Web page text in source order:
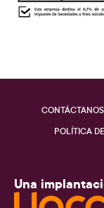
CONTÁCTANOS
POLÍTICA
Una